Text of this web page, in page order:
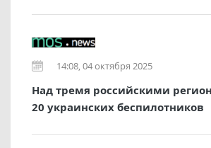
14:08, 04 октября 2025
Над тремя российскими
20 украинских беспилотников